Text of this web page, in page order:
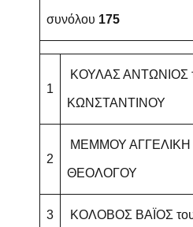
συνόλου 175
1
ΚΟΥΛΑΣ ΑΝΤΩΝΙΟΣ
ΚΩΝΣΤΑΝΤΙΝΟΥ
2
ΜΕΜΜΟΥ ΑΓΓΕΛΙΚΗ
ΘΕΟΛΟΓΟΥ
3 ΚΟΛΟΒΟΣ ΒΑΪΟΣ